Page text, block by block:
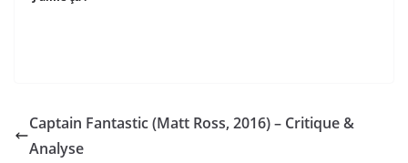
Captain Fantastic (Matt Ross, 2016) – Critique &
Analyse